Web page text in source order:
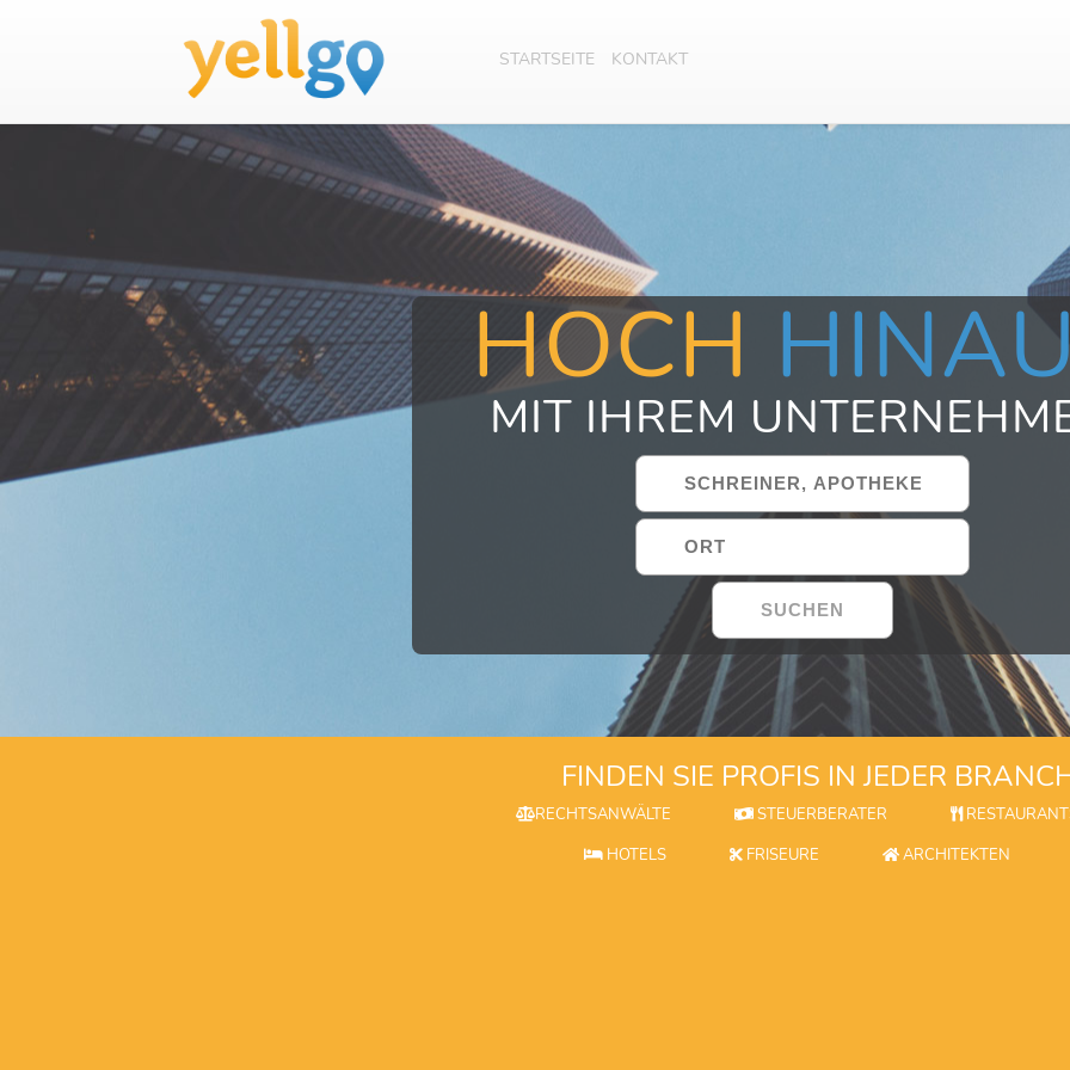
STARTSEITE KONTAKT
HOCH
MIT IHREM
FINDEN SIE PROFIS IN JEDER
RECHTSANWÄLTE STEUERBERATER
HOTELS
FRISEURE ARCHITEKTEN